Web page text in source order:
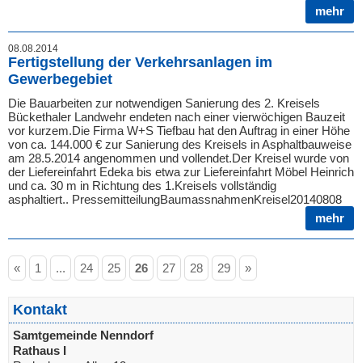
mehr
08.08.2014
Fertigstellung der Verkehrsanlagen im
Gewerbegebiet
Die Bauarbeiten zur notwendigen Sanierung des 2. Kreisels
Bückethaler Landwehr endeten nach einer vierwöchigen Bauzeit
vor kurzem.Die Firma W+S Tiefbau hat den Auftrag in einer Höhe
von ca. 144.000 € zur Sanierung des Kreisels in Asphaltbauweise
am 28.5.2014 angenommen und vollendet.Der Kreisel wurde von
der Liefereinfahrt Edeka bis etwa zur Liefereinfahrt Möbel Heinrich
und ca. 30 m in Richtung des 1.Kreisels vollständig
asphaltiert.. PressemitteilungBaumassnahmenKreisel20140808
mehr
« 1 ... 24 25 26 27 28 29 »
Kontakt
Samtgemeinde Nenndorf
Rathaus I